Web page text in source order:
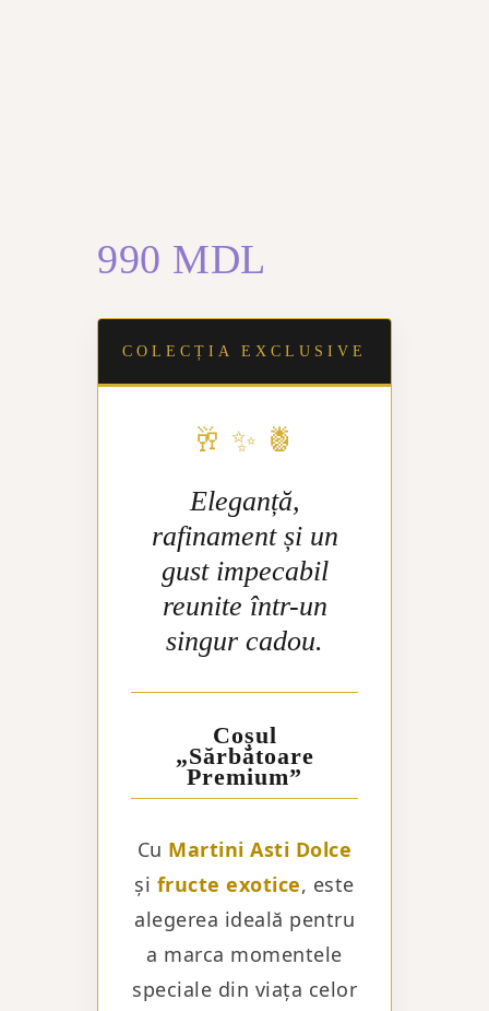
990 MDL
COLECȚIA EXCLUSIVE
🥂 ✨ 🍍
Eleganță,
rafinament și un
gust impecabil
reunite într-un
singur cadou.
Coșul
„Sărbătoare
Premium”
Cu Martini Asti Dolce
și fructe exotice, este
alegerea ideală pentru
a marca momentele
speciale din viața celor